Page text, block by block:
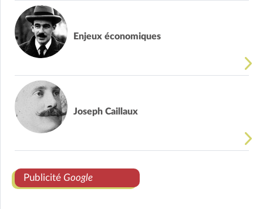
Enjeux économiques
Joseph Caillaux
Publicité Google